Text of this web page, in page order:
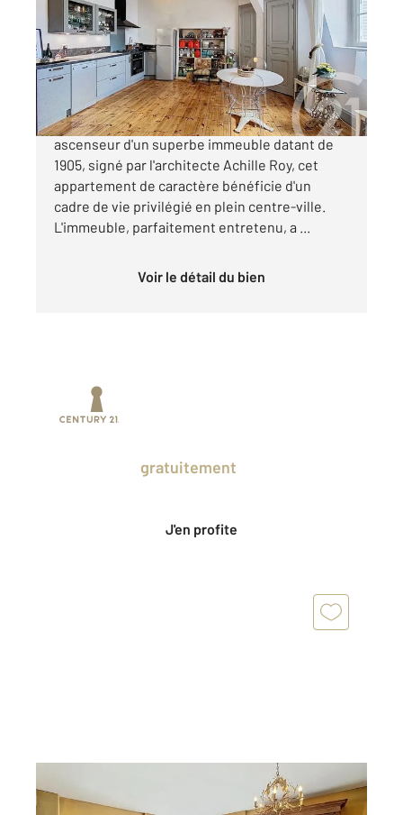
Ref : 4105
Appartement F3 à vendre
224 900 €
Situé au 4ème et dernier étage avec
ascenseur d'un superbe immeuble datant de
1905, signé par l'architecte Achille Roy, cet
appartement de caractère bénéficie d'un
cadre de vie privilégié en plein centre-ville.
L'immeuble, parfaitement entretenu, a ...
Voir le détail du bien
gratuitement
J'en profite
LE PUY EN VELAY 43
110 m2, 4 pièces